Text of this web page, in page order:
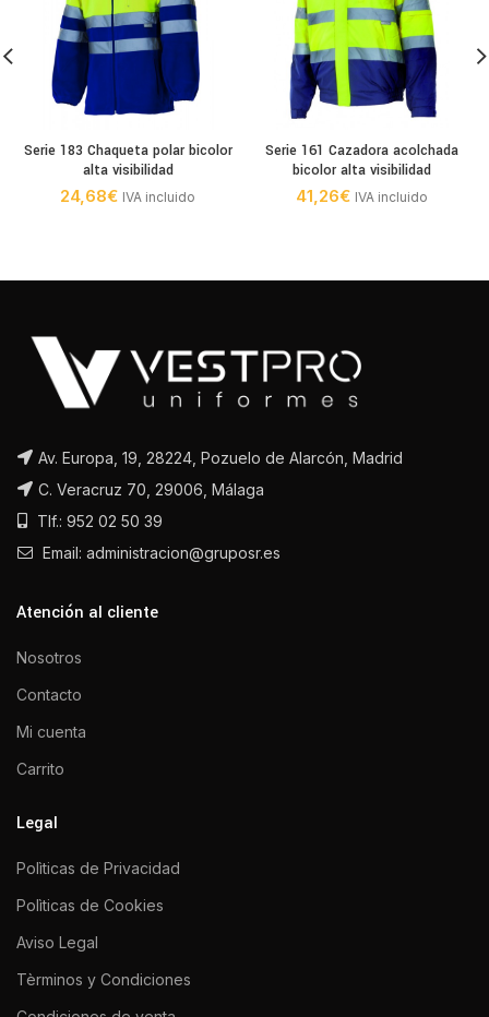
Serie 183 Chaqueta polar bicolor
alta visibilidad
24,68€ IVA incluido
Serie 161 Cazadora acolchada
bicolor alta visibilidad
41,26€ IVA incluido
Av. Europa, 19, 28224, Pozuelo de Alarcón, Madrid
C. Veracruz 70, 29006, Málaga
Tlf.: 952 02 50 39
Email: administracion@gruposr.es
Atención al cliente
Nosotros
Contacto
Mi cuenta
Carrito
Legal
Polìticas de Privacidad
Polìticas de Cookies
Aviso Legal
Tèrminos y Condiciones